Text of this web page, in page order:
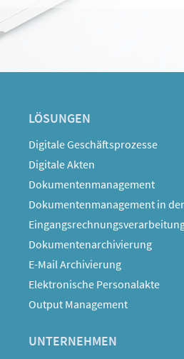
LÖSUNGEN
Digitale Geschäftsprozesse
Digitale Akten
Dokumentenmanagement
Dokumentenmanagement in
Dokumentenarchivierung
E-Mail Archivierung
Elektronische Personalakte
Output Management
UNTERNEHMEN